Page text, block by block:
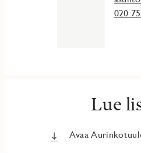
020
Lue
Avaa